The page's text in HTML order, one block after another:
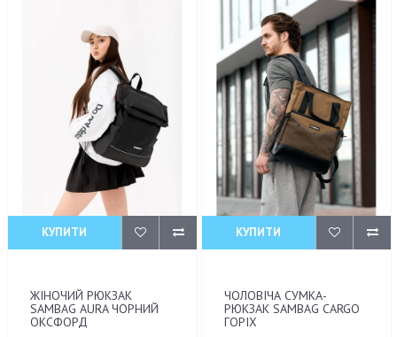
КУПИТИ
ЖІНОЧИЙ РЮКЗАК
SAMBAG AURA ЧОРНИЙ
ОКСФОРД
КУПИТИ
ЧОЛОВІЧА СУМКА-
РЮКЗАК SAMBAG CARGO
ГОРІХ